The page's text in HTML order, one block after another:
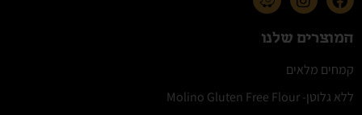
המוצרים שלנו
קמחים מלאים
ללא גלוטן- Molino Gluten Free Flour